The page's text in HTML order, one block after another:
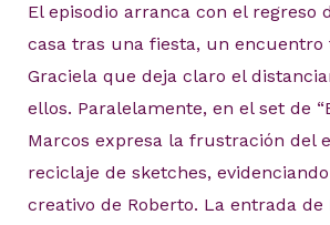
El episodio arranca con el regreso
casa tras una fiesta, un encuentro
Graciela que deja claro el
ellos. Paralelamente, en el set de
Marcos expresa la frustración del
reciclaje de sketches,
creativo de Roberto. La entrada